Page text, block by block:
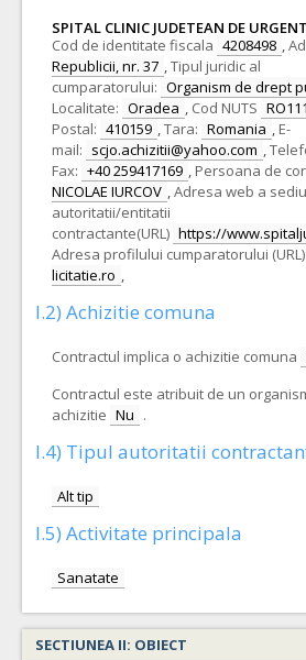
SPITAL CLINIC JUDETEAN DE
Cod de identitate fiscala 4208498 ,
Republicii, nr. 37 ,Tipul juridic al
cumparatorului: Organism de drept
Localitate: Oradea , Cod NUTS
Postal: 410159 ,Tara: Romania , E-
mail: scjo.achizitii@yahoo.com ,
Fax: +40 259417169 , Persoana de
NICOLAE IURCOV ,Adresa web a
autoritatii/entitatii
contractante(URL) https://
Adresa profilului cumparatorului (URL)
licitatie.ro ,
I.2) Achizitie comuna
Contractul implica o achizitie comuna
Contractul este atribuit de un
achizitie Nu .
I.4) Tipul autoritatii
Alt tip
I.5) Activitate principala
Sanatate
SECTIUNEA II: OBIECT